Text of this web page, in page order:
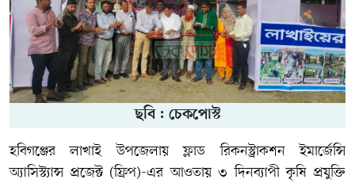
ছবি : চেকপোস্ট
হবিগঞ্জের লাখাই উপজেলায় ফ্লাড রিকনস্ট্রাকশন ইমার্জেন্সি
অ্যাসিস্ট্যান্স প্রজেক্ট (ফ্রিপ)-এর আওতায় ৩ দিনব্যাপী কৃষি প্রযুক্তি